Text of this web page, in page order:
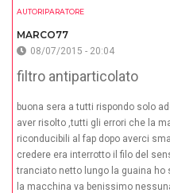
AUTORIPARATORE
MARCO77
08/07/2015 - 20:04
filtro antiparticolato
buona sera a tutti rispondo solo
aver risolto ,tutti gli errori che la
riconducibili al fap dopo averci
credere era interrotto il filo del
tranciato netto lungo la guaina
la macchina va benissimo